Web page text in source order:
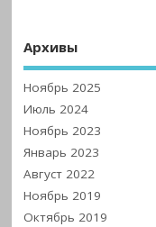
Архивы
Ноябрь 2025
Июль 2024
Ноябрь 2023
Январь 2023
Август 2022
Ноябрь 2019
Октябрь 2019